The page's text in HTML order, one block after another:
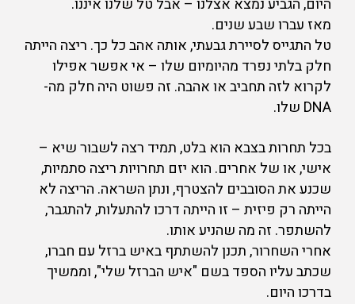
היום, הגביע נמצא אצלנו – אבל טל שלנו איננו.
מאז עברו שבע שנים.
טל התגייס לסיירת גבעתי, אותה אהב כל כך. ריצה הייתה
חלק בלתי נפרד מהיומיום שלו – אי אפשר אפילו
לקרוא לזה תחביב או אהבה. זה פשוט היה חלק מה-
DNA שלו.
בכל תחרות בצבא הוא בלט, תמיד רצה לשבור שיא –
אישי, או של אחרים. הוא יזם תחרויות ריצה סתמיות,
שכנע את הסובבים להצטרף, ונתן השראה. הריצה לא
הייתה רק פיזית – זו הייתה דרכו להתעלות, להתגבר,
להשתפר. זה מה שהניע אותו.
אחרי השחרור, תכנן להשתתף באיש ברזל עם חברו,
שכתב עליו הספד בשם "איש הברזל שלי", וממשיך
בדרכו היום.